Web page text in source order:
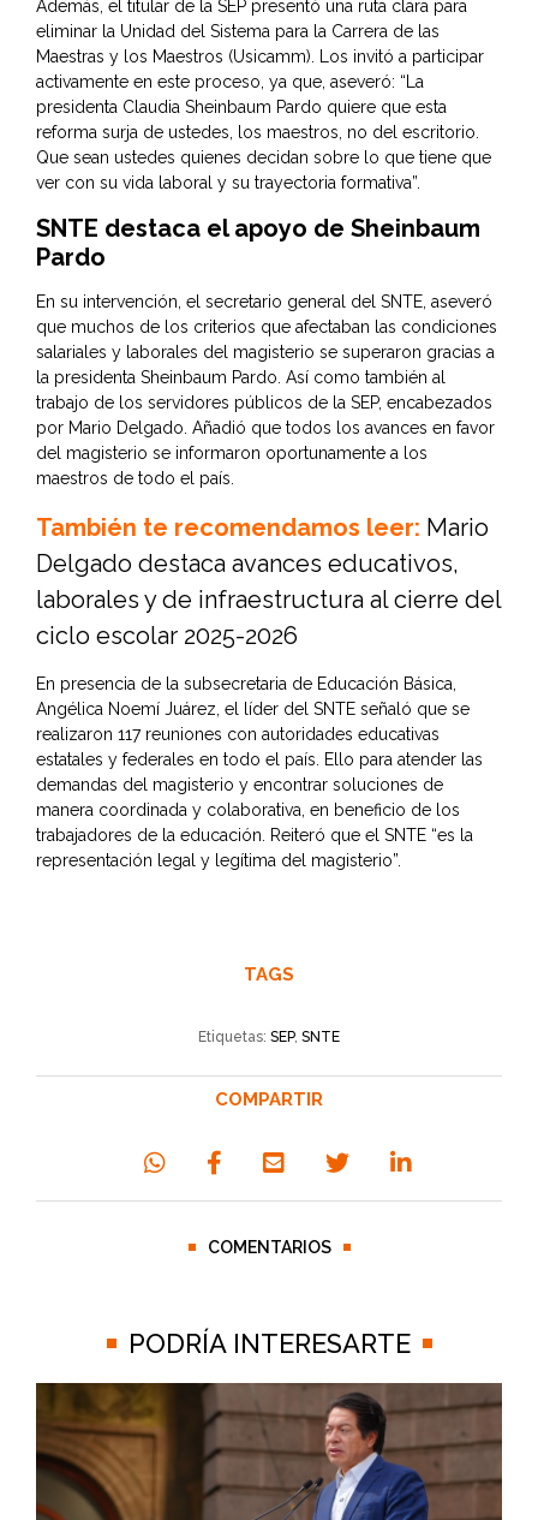
Además, el titular de la SEP presentó una ruta clara para
eliminar la Unidad del Sistema para la Carrera de las
Maestras y los Maestros (Usicamm). Los invitó a participar
activamente en este proceso, ya que, aseveró: “La
presidenta Claudia Sheinbaum Pardo quiere que esta
reforma surja de ustedes, los maestros, no del escritorio.
Que sean ustedes quienes decidan sobre lo que tiene que
ver con su vida laboral y su trayectoria formativa”.
SNTE destaca el apoyo de Sheinbaum
Pardo
En su intervención, el secretario general del SNTE, aseveró
que muchos de los criterios que afectaban las condiciones
salariales y laborales del magisterio se superaron gracias a
la presidenta Sheinbaum Pardo. Así como también al
trabajo de los servidores públicos de la SEP, encabezados
por Mario Delgado. Añadió que todos los avances en favor
del magisterio se informaron oportunamente a los
maestros de todo el país.
También te recomendamos leer: Mario
Delgado destaca avances educativos,
laborales y de infraestructura al cierre del
ciclo escolar 2025-2026
En presencia de la subsecretaria de Educación Básica,
Angélica Noemí Juárez, el líder del SNTE señaló que se
realizaron 117 reuniones con autoridades educativas
estatales y federales en todo el país. Ello para atender las
demandas del magisterio y encontrar soluciones de
manera coordinada y colaborativa, en beneficio de los
trabajadores de la educación. Reiteró que el SNTE “es la
representación legal y legítima del magisterio”.
TAGS
Etiquetas: SEP, SNTE
COMPARTIR
COMENTARIOS
PODRÍA INTERESARTE